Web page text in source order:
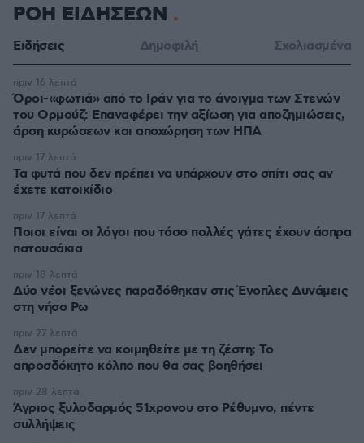
ΡΟΗ ΕΙΔΗΣΕΩΝ
Ειδήσεις Δημοφιλή Σχολιασμένα
Όροι-«φωτιά» από το Ιράν για το άνοιγμα των Στενών
του Ορμούζ: Επαναφέρει την αξίωση για αποζημιώσεις,
άρση κυρώσεων και αποχώρηση των ΗΠΑ
πριν 16 λεπτά
Τα φυτά που δεν πρέπει να υπάρχουν στο σπίτι σας αν
έχετε κατοικίδιο
πριν 17 λεπτά
Ποιοι είναι οι λόγοι που τόσο πολλές γάτες έχουν άσπρα
πατουσάκια
πριν 17 λεπτά
Δύο νέοι ξενώνες παραδόθηκαν στις Ένοπλες Δυνάμεις
στη νήσο Ρω
πριν 18 λεπτά
Δεν μπορείτε να κοιμηθείτε με τη ζέστη; Το
απροσδόκητο κόλπο που θα σας βοηθήσει
πριν 27 λεπτά
Άγριος ξυλοδαρμός 51χρονου στο Ρέθυμνο, πέντε
συλλήψεις
πριν 28 λεπτά